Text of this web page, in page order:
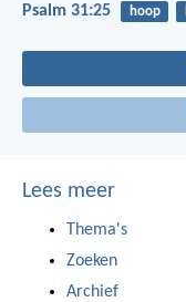
Psalm 31:25 hoop
Lees meer
Thema's
Zoeken
Archief